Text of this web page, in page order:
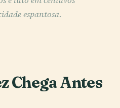
espantosa.
Chega Antes